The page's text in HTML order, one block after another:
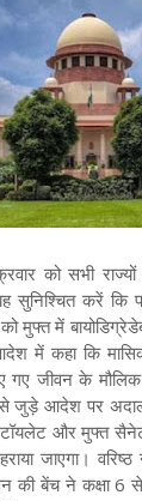
को सभी
सुनिश्चित करें
मुफ्त में
में कहा कि
गए जीवन के
से जुड़े आदेश पर
और मुफ्त
जाएगा। वरिष्ठ
की बेंच ने कक्षा 6